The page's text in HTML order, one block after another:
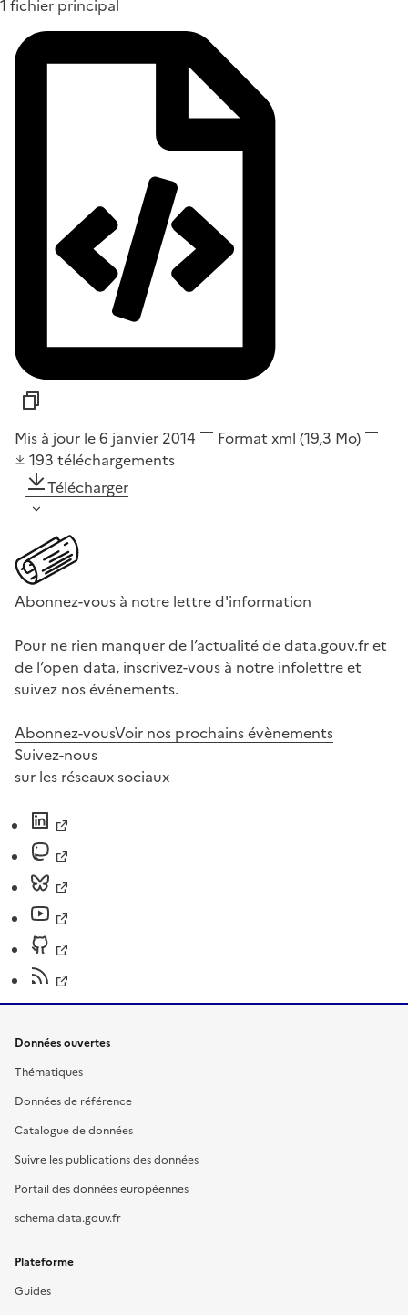
1 fichier principal
Mis à jour le 6 janvier 2014 Format xml (19,3 Mo)
193 téléchargements
Télécharger
Abonnez-vous à notre lettre d'information
Pour ne rien manquer de l’actualité de data.gouv.fr et
de l’open data, inscrivez-vous à notre infolettre et
suivez nos événements.
Abonnez-vousVoir nos prochains évènements
Suivez-nous
sur les réseaux sociaux
Données ouvertes
Thématiques
Données de référence
Catalogue de données
Suivre les publications des données
Portail des données européennes
schema.data.gouv.fr
Plateforme
Guides